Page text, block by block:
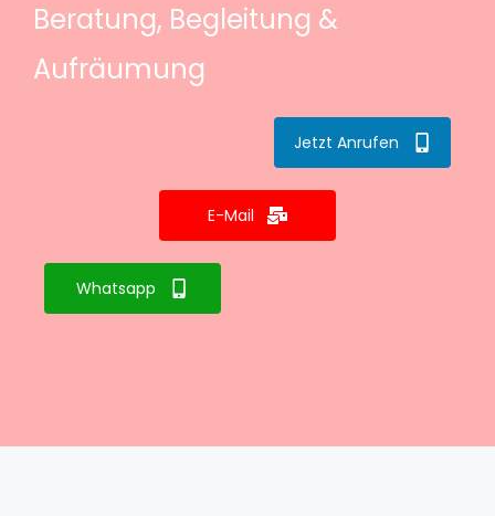
Beratung, Begleitung &
Aufräumung
Jetzt Anrufen
E-Mail
Whatsapp